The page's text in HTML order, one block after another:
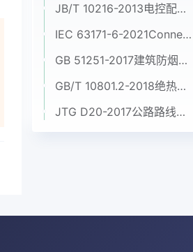
JB/T 10216-2013电控配电用电缆桥架
IEC 63171-6-2021Connectors for electrical and electronic equipment - Part 6: Detail specification for 2-way and 4-way (data/power), shielded, free and fixed connectors for power and data transmission with frequencies up to 600 MHz
GB 51251-2017建筑防烟排烟系统技术标准
GB/T 10801.2-2018绝热用挤塑聚苯乙烯泡沫塑料(XPS)
JTG D20-2017公路路线设计规范